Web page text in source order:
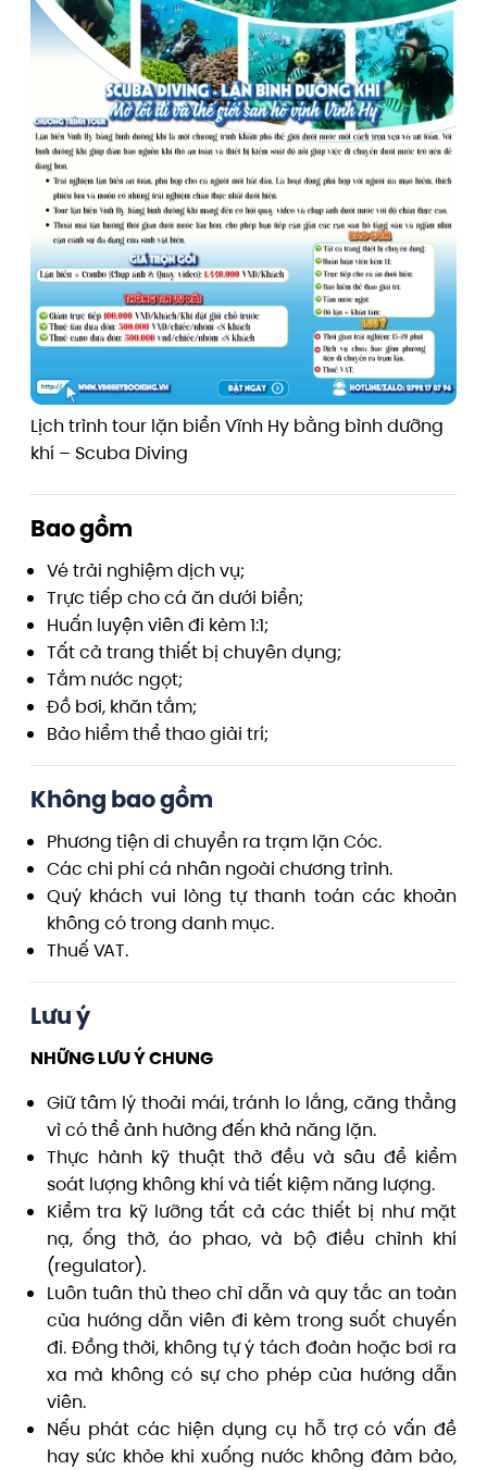
Lịch trình tour lặn biển Vĩnh Hy bằng bình dưỡng
khí – Scuba Diving
Bao gồm
Vé trải nghiệm dịch vụ;
Trực tiếp cho cá ăn dưới biển;
Huấn luyện viên đi kèm 1:1;
Tất cả trang thiết bị chuyên dụng;
Tắm nước ngọt;
Đồ bơi, khăn tắm;
Bảo hiểm thể thao giải trí;
Không bao gồm
Phương tiện di chuyển ra trạm lặn Cóc.
Các chi phí cá nhân ngoài chương trình.
Quý khách vui lòng tự thanh toán các khoản
không có trong danh mục.
Thuế VAT.
Lưu ý
NHỮNG LƯU Ý CHUNG
Giữ tâm lý thoải mái, tránh lo lắng, căng thẳng
vì có thể ảnh hưởng đến khả năng lặn.
Thực hành kỹ thuật thở đều và sâu để kiểm
soát lượng không khí và tiết kiệm năng lượng.
Kiểm tra kỹ lưỡng tất cả các thiết bị như mặt
nạ, ống thở, áo phao, và bộ điều chỉnh khí
(regulator).
Luôn tuân thủ theo chỉ dẫn và quy tắc an toàn
của hướng dẫn viên đi kèm trong suốt chuyến
đi. Đồng thời, không tự ý tách đoàn hoặc bơi ra
xa mà không có sự cho phép của hướng dẫn
viên.
Nếu phát các hiện dụng cụ hỗ trợ có vấn đề
hay sức khỏe khi xuống nước không đảm bảo,